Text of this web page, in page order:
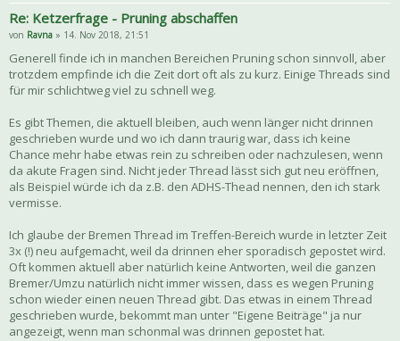
Re: Ketzerfrage - Pruning abschaffen
von Ravna » 14. Nov 2018, 21:51
Generell finde ich in manchen Bereichen Pruning schon sinnvoll, aber
trotzdem empfinde ich die Zeit dort oft als zu kurz. Einige Threads sind
für mir schlichtweg viel zu schnell weg.
Es gibt Themen, die aktuell bleiben, auch wenn länger nicht drinnen
geschrieben wurde und wo ich dann traurig war, dass ich keine
Chance mehr habe etwas rein zu schreiben oder nachzulesen, wenn
da akute Fragen sind. Nicht jeder Thread lässt sich gut neu eröffnen,
als Beispiel würde ich da z.B. den ADHS-Thead nennen, den ich stark
vermisse.
Ich glaube der Bremen Thread im Treffen-Bereich wurde in letzter Zeit
3x (!) neu aufgemacht, weil da drinnen eher sporadisch gepostet wird.
Oft kommen aktuell aber natürlich keine Antworten, weil die ganzen
Bremer/Umzu natürlich nicht immer wissen, dass es wegen Pruning
schon wieder einen neuen Thread gibt. Das etwas in einem Thread
geschrieben wurde, bekommt man unter "Eigene Beiträge" ja nur
angezeigt, wenn man schonmal was drinnen gepostet hat.